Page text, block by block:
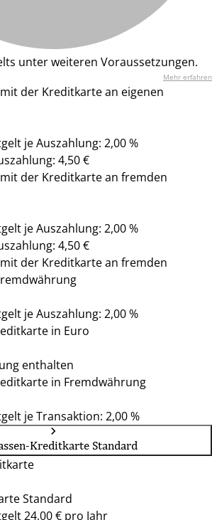
unter weiteren Voraussetzungen.
Mehr erfahren
der Kreditkarte an eigenen
je Auszahlung: 2,00 %
4,50 €
der Kreditkarte an fremden
je Auszahlung: 2,00 %
4,50 €
der Kreditkarte an fremden
je Auszahlung: 2,00 %
in Euro
enthalten
in Fremdwährung
je Transaktion: 2,00 %
Kreditkarte Standard
Standard
24,00 € pro Jahr